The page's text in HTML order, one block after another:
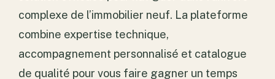
complexe de l’immobilier neuf. La plateforme
combine expertise technique,
accompagnement personnalisé et catalogue
de qualité pour vous faire gagner un temps